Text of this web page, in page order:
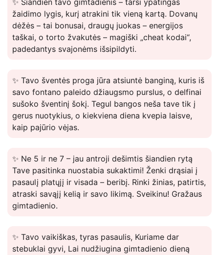
✨ Šiandien tavo gimtadienis – tarsi ypatingas
žaidimo lygis, kurį atrakini tik vieną kartą. Dovanų
dėžės – tai bonusai, draugų juokas – energijos
taškai, o torto žvakutės – magiški „cheat kodai“,
padedantys svajonėms išsipildyti.
✨ Tavo šventės proga jūra atsiuntė banginą, kuris iš
savo fontano paleido džiaugsmo purslus, o delfinai
sušoko šventinį šokį. Tegul bangos neša tave tik į
gerus nuotykius, o kiekviena diena kvepia laisve,
kaip pajūrio vėjas.
✨ Ne 5 ir ne 7 – jau antroji dešimtis šiandien rytą
Tave pasitinka nuostabia sukaktimi! Ženki drąsiai į
pasaulį platųjį ir visada – beribį. Rinki žinias, patirtis,
atraski savąjį kelią ir savo likimą. Sveikinu! Gražaus
gimtadienio.
✨ Tavo vaikiškas, tyras pasaulis, Kuriame dar
stebuklai gyvi, Lai nudžiugina gimtadienio dieną